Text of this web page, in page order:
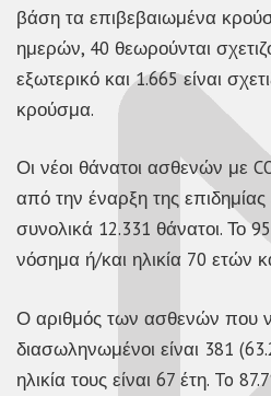
βάση τα επιβεβαιωμένα
ημερών, 40 θεωρούνται
εξωτερικό και 1.665 είναι
κρούσμα.
Οι νέοι θάνατοι ασθενών με
από την έναρξη της
συνολικά 12.331 θάνατοι. Το
νόσημα ή/και ηλικία 70 ετών
Ο αριθμός των ασθενών που
διασωληνωμένοι είναι 381
ηλικία τους είναι 67 έτη. To